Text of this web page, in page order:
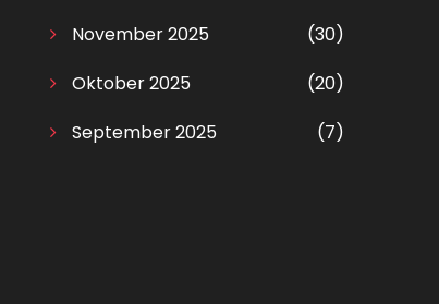
November 2025
(30)
Oktober 2025
(20)
September 2025
(7)